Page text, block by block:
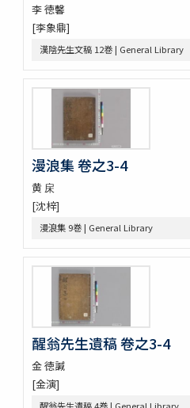
朝野會通
麗史提綱 23巻
元帥權公幸州大捷碑
訂老 2巻
金剛般若波羅蜜經 2巻 (存1巻)
江華地啚
治郡㫖訣 : 居官大略
興海邑誌
朝鮮地啚
紀年便覧 8巻圖1巻
湖南邑誌
東國文獻備考 100巻首1巻
青野謾輯 (存9巻)
纂圖互註周禮 12巻經圖1巻
新増東國輿地勝覽 55巻
李 徳馨
[李象鼎]
漢陰先生文稿 12巻 | General Library
漫浪集 卷之3-4
黄 㦿
[沈梓]
漫浪集 9巻 | General Library
醒翁先生遺稿 卷之3-4
金 徳諴
[金演]